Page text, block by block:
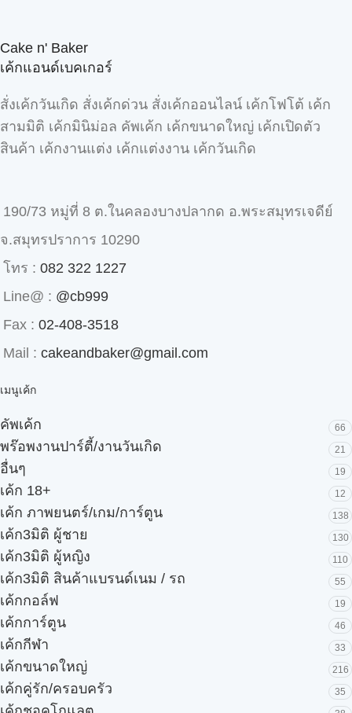
Cake n' Baker
เค้กแอนด์เบคเกอร์
สั่งเค้กวันเกิด สั่งเค้กด่วน สั่งเค้กออนไลน์ เค้กโฟโต้ เค้ก
สามมิติ เค้กมินิม่อล คัพเค้ก เค้กขนาดใหญ่ เค้กเปิดตัว
สินค้า เค้กงานแต่ง เค้กแต่งงาน เค้กวันเกิด
190/73 หมู่ที่ 8 ต.ในคลองบางปลากด อ.พระสมุทรเจดีย์
จ.สมุทรปราการ 10290
โทร : 082 322 1227
Line@ : @cb999
Fax : 02-408-3518
Mail : cakeandbaker@gmail.com
เมนูเค้ก
คัพเค้ก 66
พร๊อพงานปาร์ตี้/งานวันเกิด 21
อื่นๆ 19
เค้ก 18+ 12
เค้ก ภาพยนตร์/เกม/การ์ตูน 138
เค้ก3มิติ ผู้ชาย 130
เค้ก3มิติ ผู้หญิง 110
เค้ก3มิติ สินค้าแบรนด์เนม / รถ 55
เค้กกอล์ฟ 19
เค้กการ์ตูน 46
เค้กกีฬา 33
เค้กขนาดใหญ่ 216
เค้กคู่รัก/ครอบครัว 35